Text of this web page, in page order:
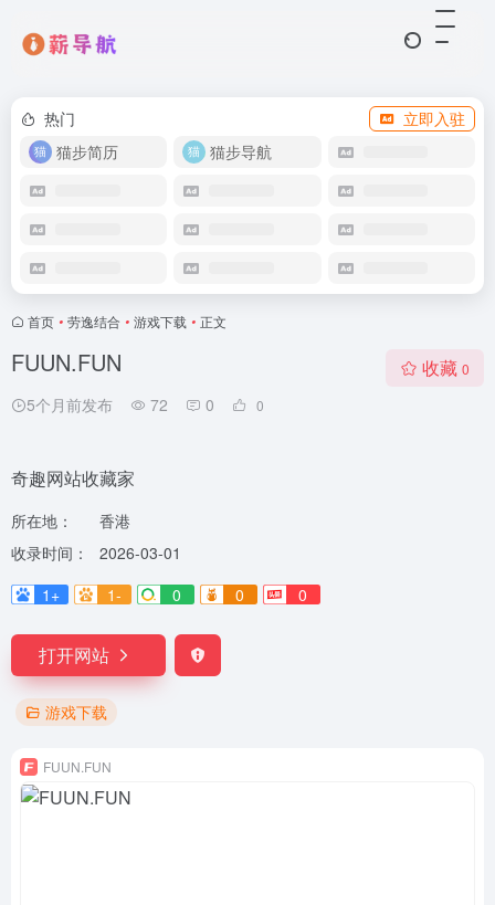
热门
立即入驻
猫步简历
猫步导航
首页 • 劳逸结合 • 游戏下载 • 正文
FUUN.FUN
5个月前发布 72 0 0
收藏 0
奇趣网站收藏家
所在地：
香港
收录时间：
2026-03-01
1+
1- 0 0 0
打开网站
游戏下载
FUUN.FUN